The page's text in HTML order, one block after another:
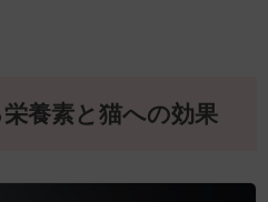
養素と猫への効果